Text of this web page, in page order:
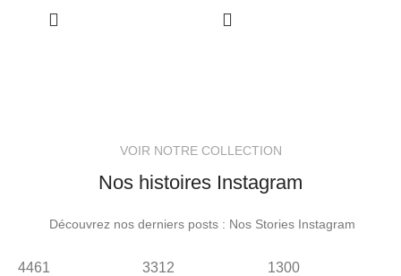
VOIR NOTRE COLLECTION
Nos histoires Instagram
Découvrez nos derniers posts : Nos Stories Instagram
4461 3312 1300